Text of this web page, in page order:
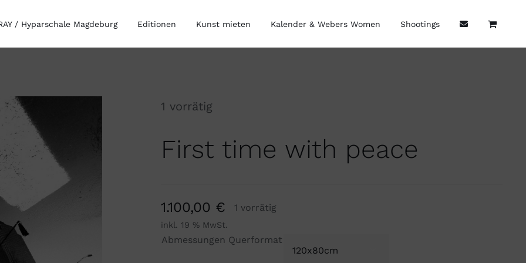
/ Hyparschale Magdeburg Editionen Kunst mieten Kalender & Webers Women Shootings
1 vorrätig
First time with peace
1.100,00 € 1 vorrätig
inkl. 19 % MwSt.
Abmessungen Querformat